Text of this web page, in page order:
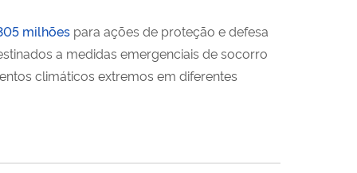
milhões para ações de proteção e defesa
a medidas emergenciais de socorro
climáticos extremos em diferentes